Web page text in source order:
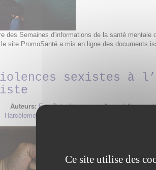
des Semaines d'informations de la santé
site PromoSanté a mis en ligne des documents
sexistes à
Auteurs:Eric Debarbieux avec Arnaud
Harcèlements
Ce site utilise des